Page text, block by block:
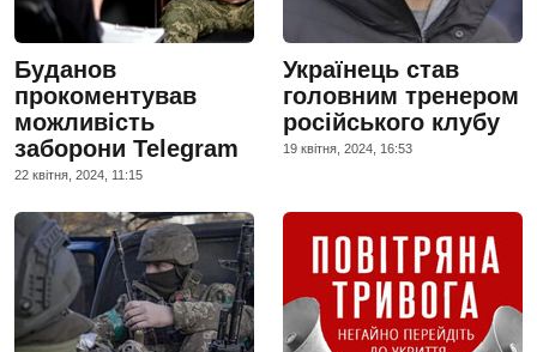
Буданов
прокоментував
можливість
заборони Telegram
22 квiтня, 2024, 11:15
Українець став
головним тренером
російського клубу
19 квiтня, 2024, 16:53